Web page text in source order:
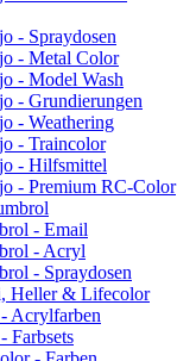
- Spraydosen
- Metal Color
- Model Wash
- Grundierungen
- Weathering
- Traincolor
- Hilfsmittel
- Premium RC-Color
- Email
- Acryl
- Spraydosen
Heller & Lifecolor
Acrylfarben
Farbsets